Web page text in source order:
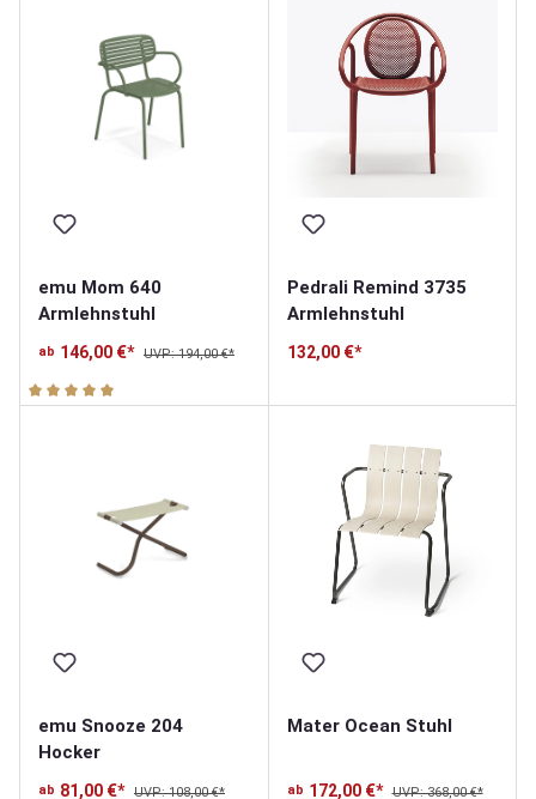
emu Mom 640
Armlehnstuhl
ab 146,00 €* UVP: 194,00 €*
Durchschnittliche Bewertung von 5 von 5 Sternen
Pedrali Remind 3735
Armlehnstuhl
132,00 €*
emu Snooze 204
Hocker
ab 81,00 €* UVP: 108,00 €*
Mater Ocean Stuhl
ab 172,00 €* UVP: 368,00 €*